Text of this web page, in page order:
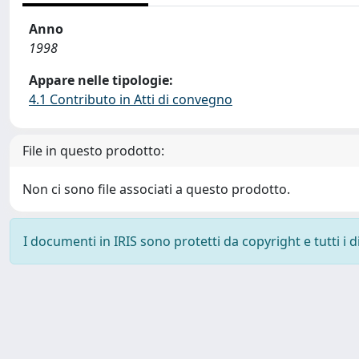
Anno
1998
Appare nelle tipologie:
4.1 Contributo in Atti di convegno
File in questo prodotto:
Non ci sono file associati a questo prodotto.
I documenti in IRIS sono protetti da copyright e tutti i